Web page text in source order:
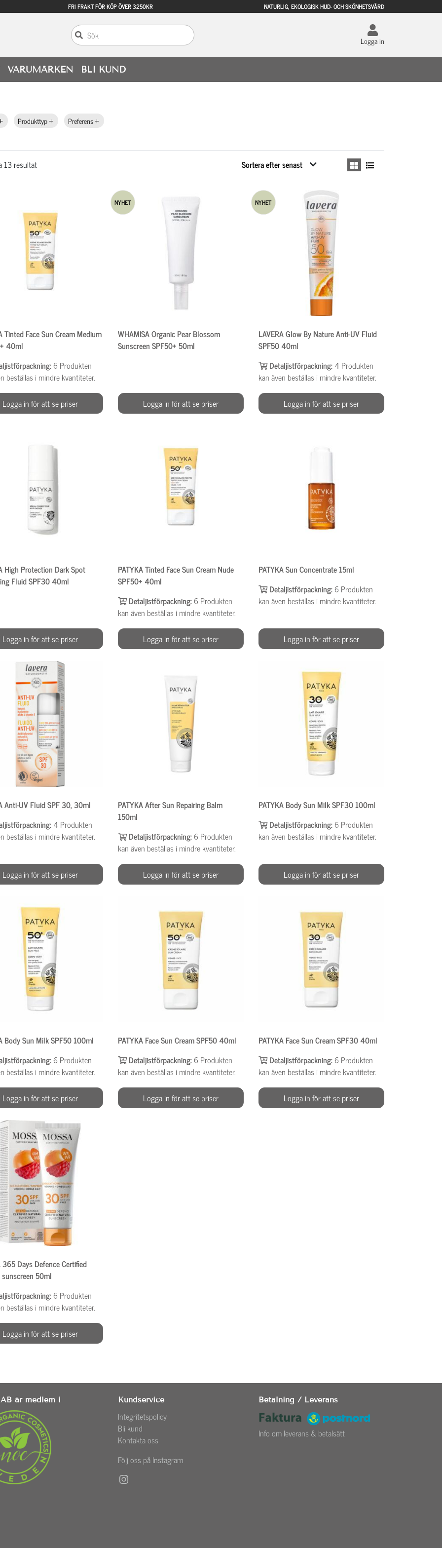
FRI FRAKT FÖR KÖP ÖVER 3250KR NATURLIG, EKOLOGISK HUD- OCH SKÖNHETSVÅRD
Logga in
VARUMÄRKEN BLI KUND
Produkttyp
Preferens
13 resultat
Tinted Face Sun Cream Medium
40ml
6 Produkten
beställas i mindre kvantiteter.
Logga in för att se priser
NYHET
WHAMISA Organic Pear Blossom
Sunscreen SPF50+ 50ml
Logga in för att se priser
NYHET
LAVERA Glow By Nature Anti-UV Fluid
SPF50 40ml
Detaljistförpackning:4Produkten
kan även beställas i mindre kvantiteter.
Logga in för att se priser
High Protection Dark Spot
Fluid SPF30 40ml
Logga in för att se priser
PATYKA Tinted Face Sun Cream Nude
SPF50+ 40ml
Detaljistförpackning:6 Produkten
kan även beställas i mindre kvantiteter.
Logga in för att se priser
PATYKA Sun Concentrate 15ml
Detaljistförpackning:6 Produkten
kan även beställas i mindre kvantiteter.
Logga in för att se priser
Anti-UV Fluid SPF 30, 30ml
4Produkten
beställas i mindre kvantiteter.
Logga in för att se priser
PATYKA After Sun Repairing Balm
150ml
Detaljistförpackning:6 Produkten
kan även beställas i mindre kvantiteter.
Logga in för att se priser
PATYKA Body Sun Milk SPF30 100ml
Detaljistförpackning:6 Produkten
kan även beställas i mindre kvantiteter.
Logga in för att se priser
Body Sun Milk SPF50 100ml
6 Produkten
beställas i mindre kvantiteter.
Logga in för att se priser
PATYKA Face Sun Cream SPF50 40ml
Detaljistförpackning:6 Produkten
kan även beställas i mindre kvantiteter.
Logga in för att se priser
PATYKA Face Sun Cream SPF30 40ml
Detaljistförpackning:6 Produkten
kan även beställas i mindre kvantiteter.
Logga in för att se priser
365 Days Defence Certified
50ml
6 Produkten
beställas i mindre kvantiteter.
Logga in för att se priser
är medlem i Kundservice
Integritetspolicy
Bli kund
Kontakta oss
Följ oss på Instagram
Instagram
Betalning / Leverans
Info om leverans & betalsätt